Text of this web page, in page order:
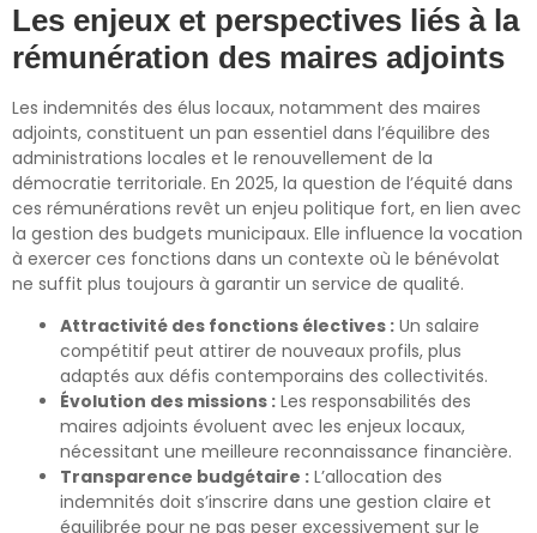
Les enjeux et perspectives liés à la
rémunération des maires adjoints
Les indemnités des élus locaux, notamment des maires
adjoints, constituent un pan essentiel dans l’équilibre des
administrations locales et le renouvellement de la
démocratie territoriale. En 2025, la question de l’équité dans
ces rémunérations revêt un enjeu politique fort, en lien avec
la gestion des budgets municipaux. Elle influence la vocation
à exercer ces fonctions dans un contexte où le bénévolat
ne suffit plus toujours à garantir un service de qualité.
Attractivité des fonctions électives : Un salaire
compétitif peut attirer de nouveaux profils, plus
adaptés aux défis contemporains des collectivités.
Évolution des missions : Les responsabilités des
maires adjoints évoluent avec les enjeux locaux,
nécessitant une meilleure reconnaissance financière.
Transparence budgétaire : L’allocation des
indemnités doit s’inscrire dans une gestion claire et
équilibrée pour ne pas peser excessivement sur le